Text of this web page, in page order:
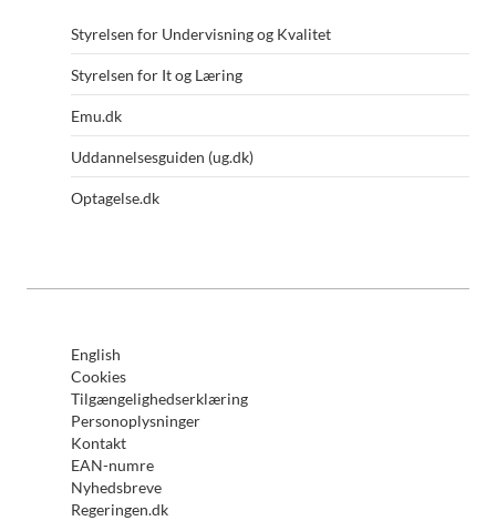
Styrelsen for Undervisning og Kvalitet
Styrelsen for It og Læring
Emu.dk
Uddannelsesguiden (ug.dk)
Optagelse.dk
English
Cookies
Tilgængelighedserklæring
Personoplysninger
Kontakt
EAN-numre
Nyhedsbreve
Regeringen.dk